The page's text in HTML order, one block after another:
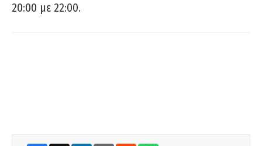
20:00 με 22:00.